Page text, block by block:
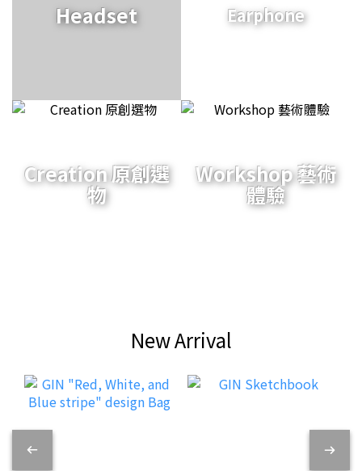
Headset Earphone
Creation 原創選
物
Workshop 藝術
體驗
New Arrival